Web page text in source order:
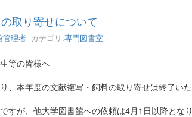
取り寄せについて
管理者カテゴリ:専門図書室
等の皆様へ
、本年度の文献複写・飼料の取り寄せは終了いた
すが、他大学図書館への依頼は4月1日以降となり